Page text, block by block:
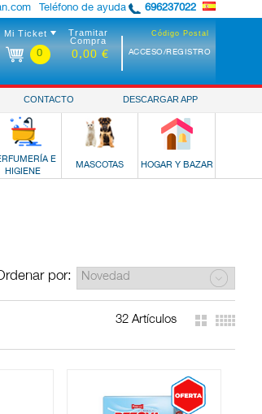
Teléfono de ayuda 696237022
Código Postal
ACCESO/REGISTRO
Mi Ticket
0
Tramitar
Compra
0,00 €
CONTACTO DESCARGAR APP
E
HIGIENE
MASCOTAS HOGAR Y BAZAR
por:
32 Artículos